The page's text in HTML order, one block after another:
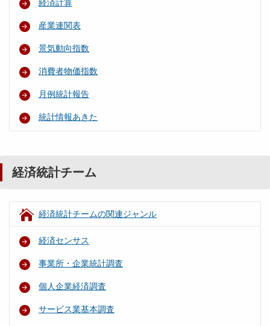
経済計算
産業連関表
景気動向指数
消費者物価指数
月例統計報告
統計情報あきた
経済統計チーム
経済統計チームの関連ジャンル
経済センサス
事業所・企業統計調査
個人企業経済調査
サービス業基本調査